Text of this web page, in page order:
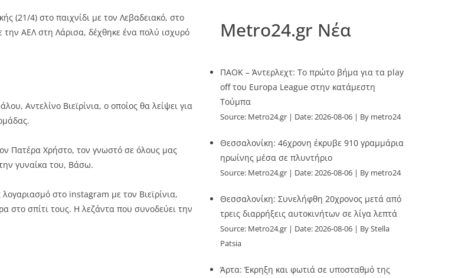
(21/4) στο παιχνίδι με τον Λεβαδειακό, στο
την ΑΕΛ στη Λάρισα, δέχθηκε ένα πολύ ισχυρό
Αντελίνο Βιεϊρίνια, ο οποίος θα λείψει για
Πατέρα Χρήστο, τον γνωστό σε όλους μας
γυναίκα του, Βάσω.
στο instagram με τον Βιεϊρίνια,
στο σπίτι τους. Η λεζάντα που συνοδεύει την
Metro24.gr Νέα
ΠΑΟΚ – Άντερλεχτ: Το πρώτο βήμα για τα play
off του Europa League στην κατάμεστη
Τούμπα
Source: Metro24.gr Date: 2026-08-06 By metro24
Θεσσαλονίκη: 46χρονη έκρυβε 910 γραμμάρια
ηρωίνης μέσα σε πλυντήριο
Source: Metro24.gr Date: 2026-08-06 By metro24
Θεσσαλονίκη: Συνελήφθη 20χρονος μετά από
τρεις διαρρήξεις αυτοκινήτων σε λίγα λεπτά
Source: Metro24.gr Date: 2026-08-06
By Stella
Patsia
Άρτα: Έκρηξη και φωτιά σε υποσταθμό της